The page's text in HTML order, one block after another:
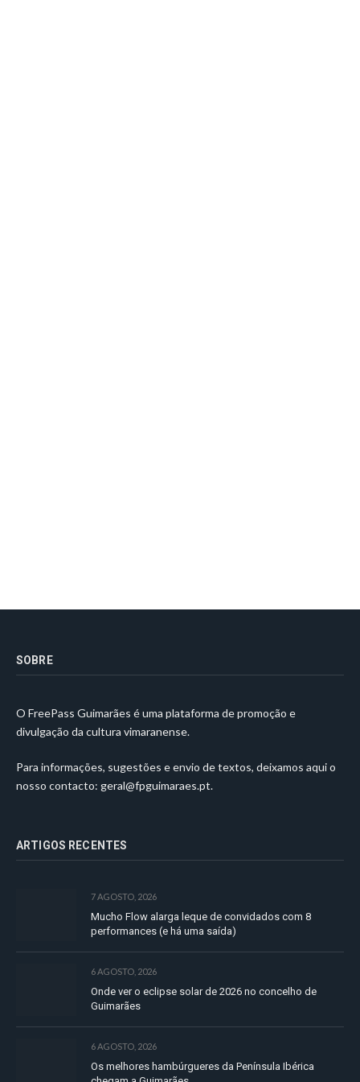
SOBRE
O FreePass Guimarães é uma plataforma de promoção e
divulgação da cultura vimaranense.
Para informações, sugestões e envio de textos, deixamos aqui o
nosso contacto: geral@fpguimaraes.pt.
ARTIGOS RECENTES
7 AGOSTO, 2026
Mucho Flow alarga leque de convidados com 8
performances (e há uma saída)
6 AGOSTO, 2026
Onde ver o eclipse solar de 2026 no concelho de
Guimarães
6 AGOSTO, 2026
Os melhores hambúrgueres da Península Ibérica